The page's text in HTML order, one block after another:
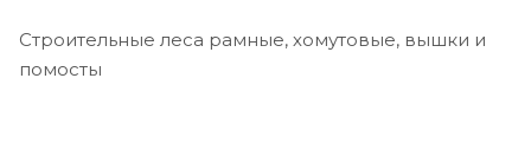
Строительные леса рамные, хомутовые, вышки и
помосты